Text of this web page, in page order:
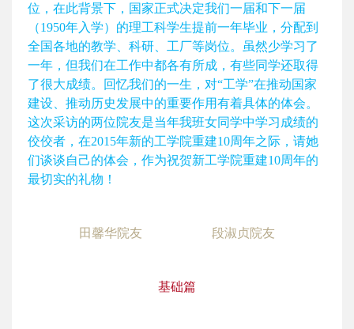
位，在此背景下，国家正式决定我们一届和下一届
（1950年入学）的理工科学生提前一年毕业，分配到
全国各地的教学、科研、工厂等岗位。虽然少学习了
一年，但我们在工作中都各有所成，有些同学还取得
了很大成绩。回忆我们的一生，对“工学”在推动国家
建设、推动历史发展中的重要作用有着具体的体会。
这次采访的两位院友是当年我班女同学中学习成绩的
佼佼者，在2015年新的工学院重建10周年之际，请她
们谈谈自己的体会，作为祝贺新工学院重建10周年的
最切实的礼物！
田馨华院友 段淑贞院友
基础篇